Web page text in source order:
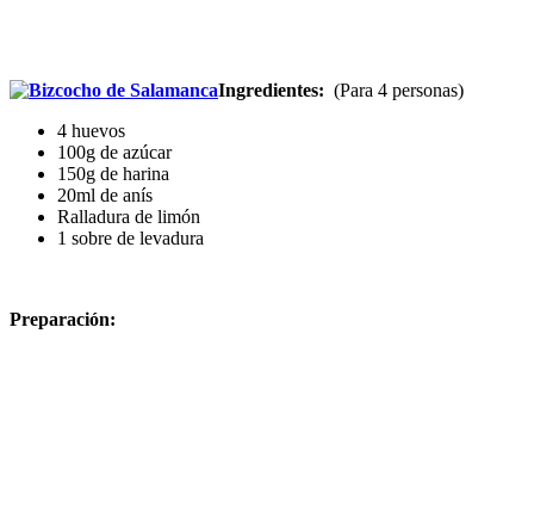
Ingredientes: (Para 4 personas)
4 huevos
100g de azúcar
150g de harina
20ml de anís
Ralladura de limón
1 sobre de levadura
Preparación: